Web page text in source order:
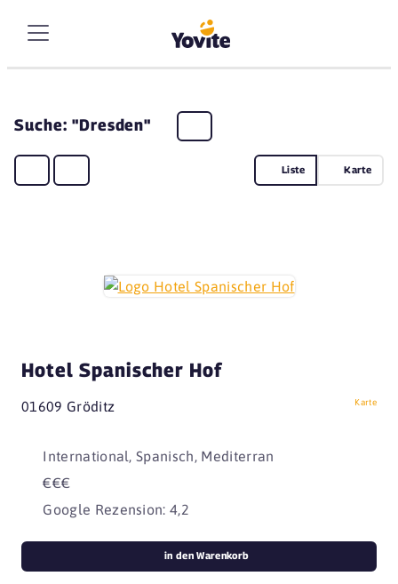
Suche: "Dresden"
Liste Karte
Hotel Spanischer Hof
01609 Gröditz Karte
International, Spanisch, Mediterran
€€€
Google Rezension: 4,2
in den Warenkorb